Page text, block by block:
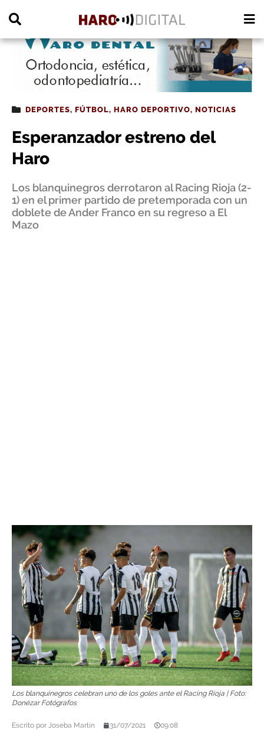
DEPORTES, FÚTBOL, HARO DEPORTIVO, NOTICIAS
Esperanzador estreno del
Haro
Los blanquinegros derrotaron al Racing Rioja (2-
1) en el primer partido de pretemporada con un
doblete de Ander Franco en su regreso a El
Mazo
Los blanquinegros celebran uno de los goles ante el Racing Rioja | Foto:
Donézar Fotógrafos
Escrito por Joseba Martín 31/07/2021 09:08